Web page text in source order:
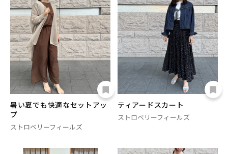
暑い夏でも快適なセットアッ
プ
ストロベリーフィールズ
ティアードスカート
ストロベリーフィールズ